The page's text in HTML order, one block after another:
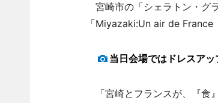
宮崎市の「シェラトン・グ
「Miyazaki:Un air de France
当日会場ではドレスア
「宮崎とフランスが、『食